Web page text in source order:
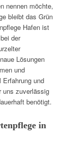
nennen möchte,
bleibt das Grün
Hafen ist
der
Lösungen
und
und
uns zuverlässig
benötigt.
in